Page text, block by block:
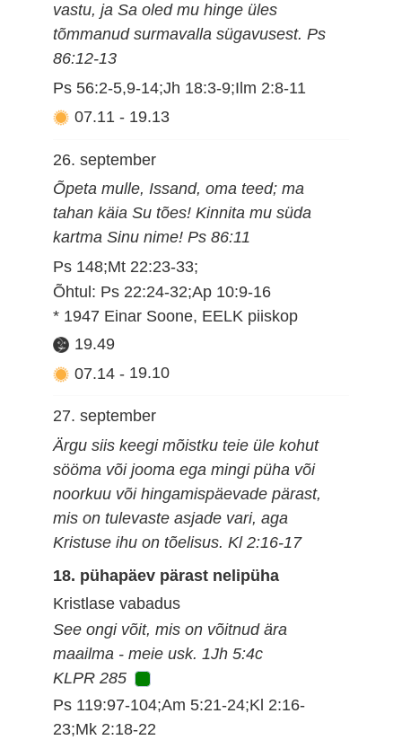
vastu, ja Sa oled mu hinge üles
tõmmanud surmavalla sügavusest. Ps
86:12-13
Ps 56:2-5,9-14;Jh 18:3-9;Ilm 2:8-11
07.11 - 19.13
26. september
Õpeta mulle, Issand, oma teed; ma
tahan käia Su tões! Kinnita mu süda
kartma Sinu nime! Ps 86:11
Ps 148;Mt 22:23-33;
Õhtul: Ps 22:24-32;Ap 10:9-16
* 1947 Einar Soone, EELK piiskop
19.49
07.14 - 19.10
27. september
Ärgu siis keegi mõistku teie üle kohut
sööma või jooma ega mingi püha või
noorkuu või hingamispäevade pärast,
mis on tulevaste asjade vari, aga
Kristuse ihu on tõelisus. Kl 2:16-17
18. pühapäev pärast nelipüha
Kristlase vabadus
See ongi võit, mis on võitnud ära
maailma - meie usk. 1Jh 5:4c
KLPR 285
Ps 119:97-104;Am 5:21-24;Kl 2:16-
23;Mk 2:18-22